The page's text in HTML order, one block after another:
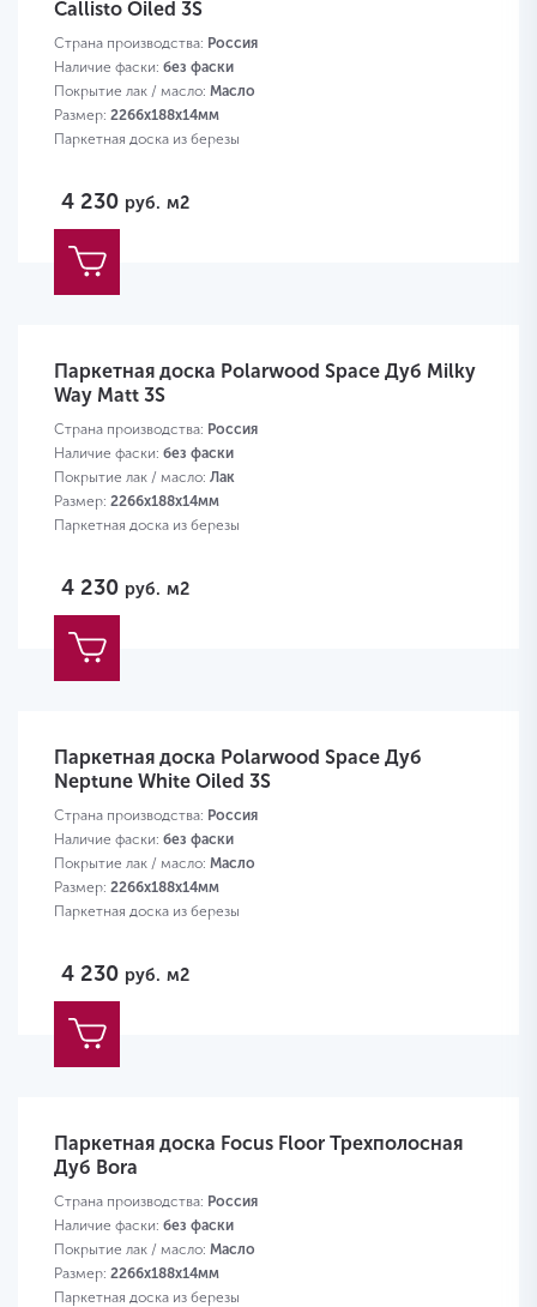
Callisto Oiled 3S
Страна производства: Россия
Наличие фаски: без фаски
Покрытие лак / масло: Масло
Размер: 2266х188х14мм
Паркетная доска из березы
4 230 руб. м2
Паркетная доска Polarwood Space Дуб Milky
Way Matt 3S
Страна производства: Россия
Наличие фаски: без фаски
Покрытие лак / масло: Лак
Размер: 2266х188х14мм
Паркетная доска из березы
4 230 руб. м2
Паркетная доска Polarwood Space Дуб
Neptune White Oiled 3S
Страна производства: Россия
Наличие фаски: без фаски
Покрытие лак / масло: Масло
Размер: 2266х188х14мм
Паркетная доска из березы
4 230 руб. м2
Паркетная доска Focus Floor Трехполосная
Дуб Bora
Страна производства: Россия
Наличие фаски: без фаски
Покрытие лак / масло: Масло
Размер: 2266х188х14мм
Паркетная доска из березы